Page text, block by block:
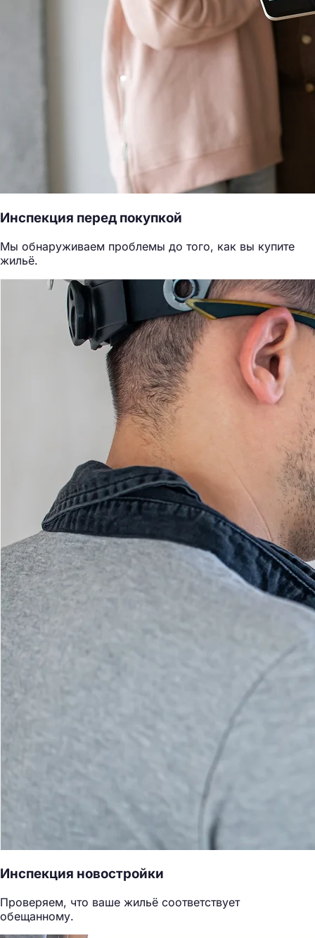
Инспекция перед покупкой
Мы обнаруживаем проблемы до того, как вы купите
жильё.
Инспекция новостройки
Проверяем, что ваше жильё соответствует
обещанному.